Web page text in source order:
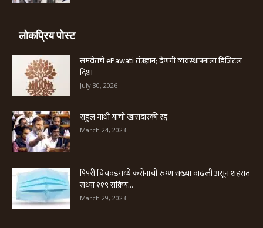
लोकप्रिय पोस्ट
समवेतचे ePawati तंत्रज्ञान; देणगी व्यवस्थापनाला डिजिटल
दिशा
July 30, 2026
राहुल गांधी यांची खासदारकी रद्द
March 24, 2023
पिंपरी चिंचवडमध्ये करोनाची रुग्ण संख्या वाढली असून शहरात
सध्या ११९ सक्रिय...
March 29, 2023